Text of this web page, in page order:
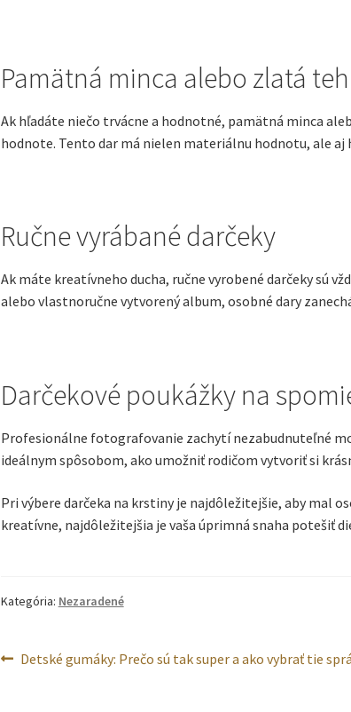
Pamätná minca alebo zlatá
Ak hľadáte niečo trvácne a hodnotné, pamätná minca
hodnote. Tento dar má nielen materiálnu hodnotu, ale
Ručne vyrábané darčeky
Ak máte kreatívneho ducha, ručne vyrobené darčeky sú
alebo vlastnoručne vytvorený album, osobné dary
Darčekové poukážky na
Profesionálne fotografovanie zachytí nezabudnuteľné
ideálnym spôsobom, ako umožniť rodičom vytvoriť si
Pri výbere darčeka na krstiny je najdôležitejšie, aby mal
kreatívne, najdôležitejšia je vaša úprimná snaha potešiť
Kategória: Nezaradené
Navigácia
Predchádzajúci
Detské gumáky: Prečo sú tak super a ako vybrať tie